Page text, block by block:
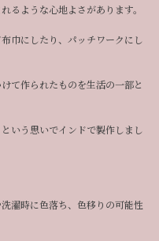
るような心地よさがあります。
巾にしたり、パッチワークにし
て作られたものを生活の一部と
いう思いでインドで製作しまし
濯時に色落ち、色移りの可能性